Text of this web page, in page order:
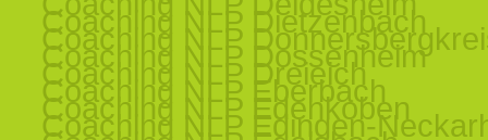
Coaching NLP Dietzenbach
Coaching NLP
Coaching NLP Dossenheim
Coaching NLP Dreieich
Coaching NLP Eberbach
Coaching NLP Edenkoben
Coaching NLP Edingen-